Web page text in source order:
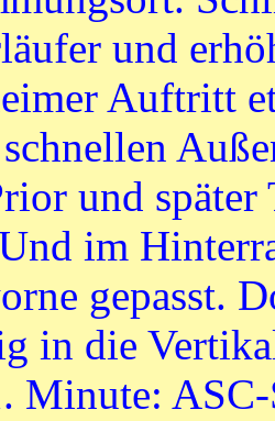
und
Auftritt
und
im
gepasst.
in die
Minute: